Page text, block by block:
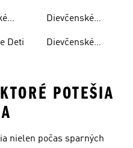
Deti
Dievčenské
Súpravy
Dievčenské
POTEŠIA
nielen počas sparných